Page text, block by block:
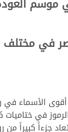
الأسماء في
بالرموز في